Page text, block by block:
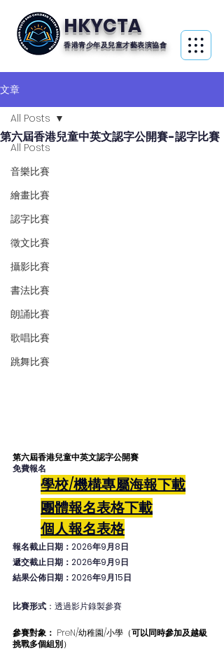
HKYCTA
香港青少年及兒童才藝表演協會
文章
All Posts
音樂比賽
繪畫比賽
認字比賽
徵文比賽
攝影比賽
書法比賽
朗誦比賽
歌唱比賽
跳舞比賽
All Posts
第六屆香港兒童中英文認字公開賽-認字比賽
第六屆香港兒童中英文認字公開賽
免費報名
學校/機構專屬海報下載
團體報名表格下載
個人報名表格
報名截止日期：2026年9月8日
遞交截止日期：2026年9月9日
結果公佈日期：2026年9月15日
比賽形式 ：透過影片錄製參賽
參賽對象： PreN/幼稚園/小學（可以同時參加及越級
挑戰多個組別）